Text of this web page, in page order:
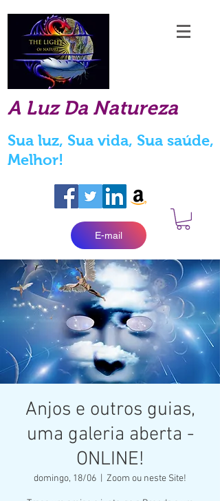
A Luz Da Natureza
Sua luz, Sua vida, Sua saúde,
Melhor!
E-mail
Anjos e outros guias,
uma galeria aberta -
ONLINE!
domingo, 18/06 Zoom ou neste Site!